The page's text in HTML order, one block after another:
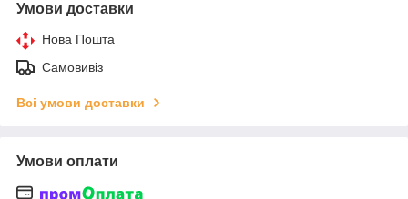
Умови доставки
Нова Пошта
Самовивіз
Всі умови доставки
Умови оплати